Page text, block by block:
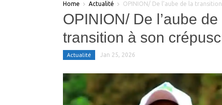
Home Actualité OPINION/ De l’aube de la
OPINION/ De l’aube de
transition à son
Actualité Jan 25, 2026